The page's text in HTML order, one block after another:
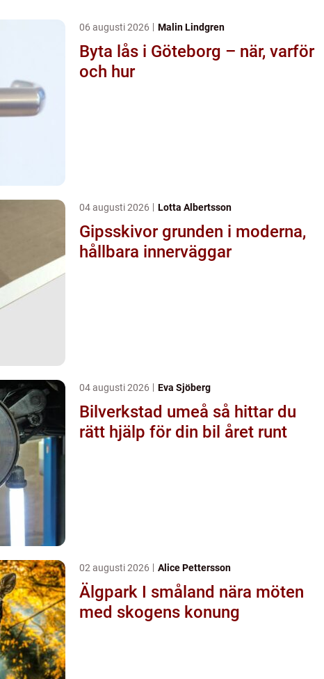
06 augusti 2026 Malin Lindgren
Byta lås i Göteborg – när, varför
och hur
04 augusti 2026 Lotta Albertsson
Gipsskivor grunden i moderna,
hållbara innerväggar
04 augusti 2026 Eva Sjöberg
Bilverkstad umeå så hittar du
rätt hjälp för din bil året runt
02 augusti 2026 Alice Pettersson
Älgpark I småland nära möten
med skogens konung